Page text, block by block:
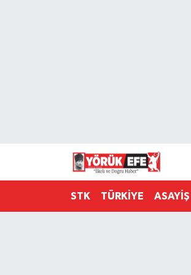
STK TÜRKİYE ASAYİŞ
Süper Lig Puan Durumu ve Fikstür
Tüm Manşetler